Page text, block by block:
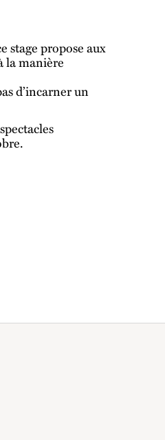
stage propose aux
la manière
d’incarner un
pratiques